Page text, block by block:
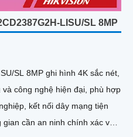
LISU/SL 8MP
SL 8MP ghi hình 4K sắc nét,
công nghệ hiện đại, phù hợp
cần an ninh chính xác và